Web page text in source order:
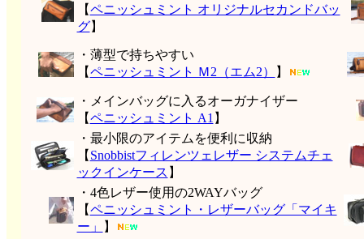
【ペニッシュミント オリジナルセカンドバッ
グ】
・薄型で持ちやすい
【ペニッシュミント Ｍ2（エム2） 】
・メインバッグに入るオーガナイザー
【ペニッシュミント A1 】
・最小限のアイテムを便利に収納
【 Snobbistフィレンツェレザー システムチェ
ックインケース 】
・4色レザー使用の2WAYバッグ
【ペニッシュミント・レザーバッグ「マイキ
ー」
】